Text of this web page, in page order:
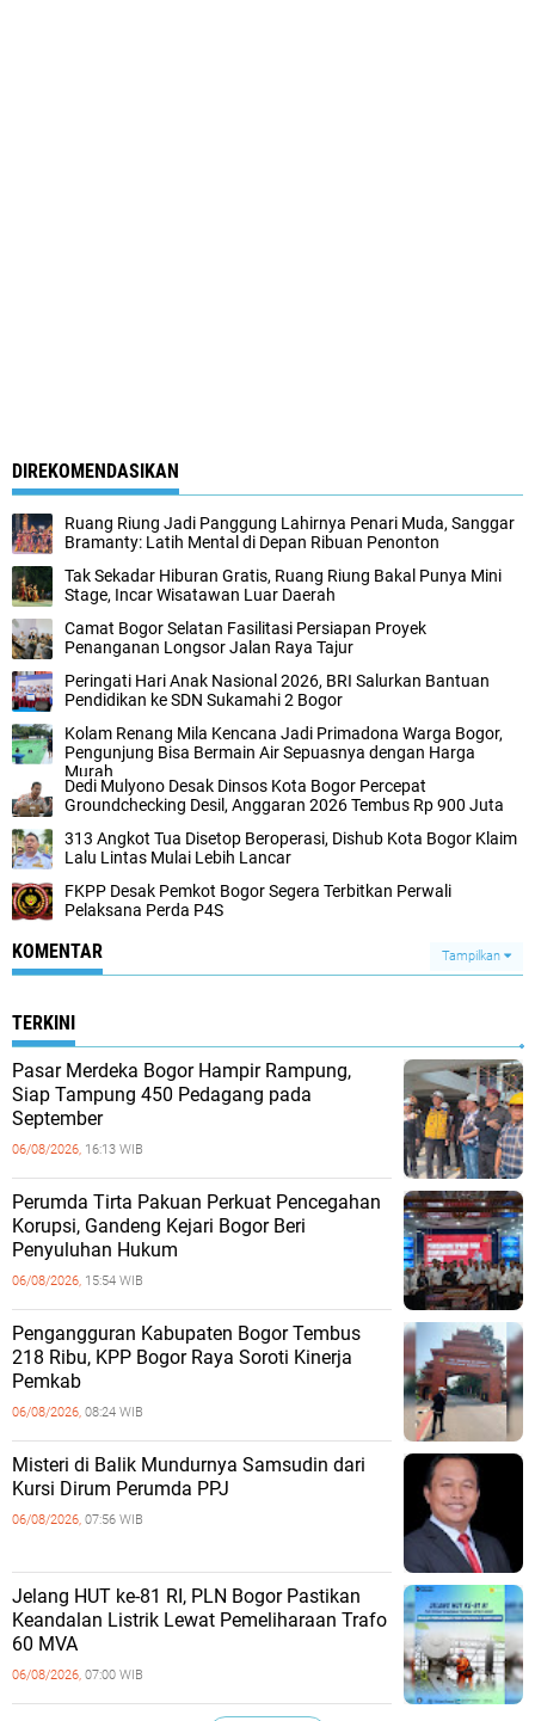
DIREKOMENDASIKAN
Ruang Riung Jadi Panggung Lahirnya Penari Muda, Sanggar
Bramanty: Latih Mental di Depan Ribuan Penonton
Tak Sekadar Hiburan Gratis, Ruang Riung Bakal Punya Mini
Stage, Incar Wisatawan Luar Daerah
Camat Bogor Selatan Fasilitasi Persiapan Proyek
Penanganan Longsor Jalan Raya Tajur
Peringati Hari Anak Nasional 2026, BRI Salurkan Bantuan
Pendidikan ke SDN Sukamahi 2 Bogor
Kolam Renang Mila Kencana Jadi Primadona Warga Bogor,
Pengunjung Bisa Bermain Air Sepuasnya dengan Harga
Murah
Dedi Mulyono Desak Dinsos Kota Bogor Percepat
Groundchecking Desil, Anggaran 2026 Tembus Rp 900 Juta
313 Angkot Tua Disetop Beroperasi, Dishub Kota Bogor Klaim
Lalu Lintas Mulai Lebih Lancar
FKPP Desak Pemkot Bogor Segera Terbitkan Perwali
Pelaksana Perda P4S
KOMENTAR Tampilkan
TERKINI
Pasar Merdeka Bogor Hampir Rampung,
Siap Tampung 450 Pedagang pada
September
06/08/2026, 16:13 WIB
Perumda Tirta Pakuan Perkuat Pencegahan
Korupsi, Gandeng Kejari Bogor Beri
Penyuluhan Hukum
06/08/2026, 15:54 WIB
Pengangguran Kabupaten Bogor Tembus
218 Ribu, KPP Bogor Raya Soroti Kinerja
Pemkab
06/08/2026, 08:24 WIB
Misteri di Balik Mundurnya Samsudin dari
Kursi Dirum Perumda PPJ
06/08/2026, 07:56 WIB
Jelang HUT ke-81 RI, PLN Bogor Pastikan
Keandalan Listrik Lewat Pemeliharaan Trafo
60 MVA
06/08/2026, 07:00 WIB